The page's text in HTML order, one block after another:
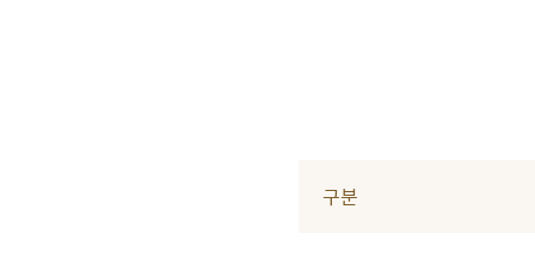
구분